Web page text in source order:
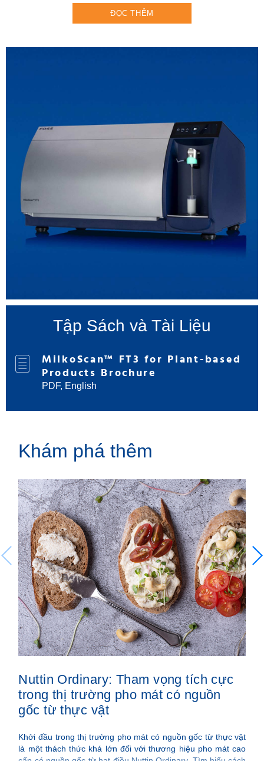
ĐỌC THÊM
Tập Sách và Tài Liệu
MilkoScan™ FT3 for Plant-based
Products Brochure
PDF, English
Khám phá thêm
Nuttin Ordinary: Tham vọng tích cực
trong thị trường pho mát có nguồn
gốc từ thực vật
Khởi đầu trong thị trường pho mát có nguồn gốc từ thực vật
là một thách thức khá lớn đối với thương hiệu pho mát cao